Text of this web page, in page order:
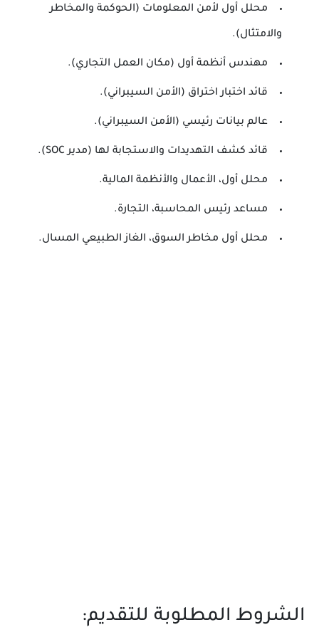
محلل أول لأمن المعلومات (الحوكمة والمخاطر
والامتثال).
مهندس أنظمة أول (مكان العمل التجاري).
قائد اختبار اختراق (الأمن السيبراني).
عالم بيانات رئيسي (الأمن السيبراني).
قائد كشف التهديدات والاستجابة لها (مدير SOC).
محلل أول، الأعمال والأنظمة المالية.
مساعد رئيس المحاسبة، التجارة.
محلل أول مخاطر السوق، الغاز الطبيعي المسال.
الشروط المطلوبة للتقديم: